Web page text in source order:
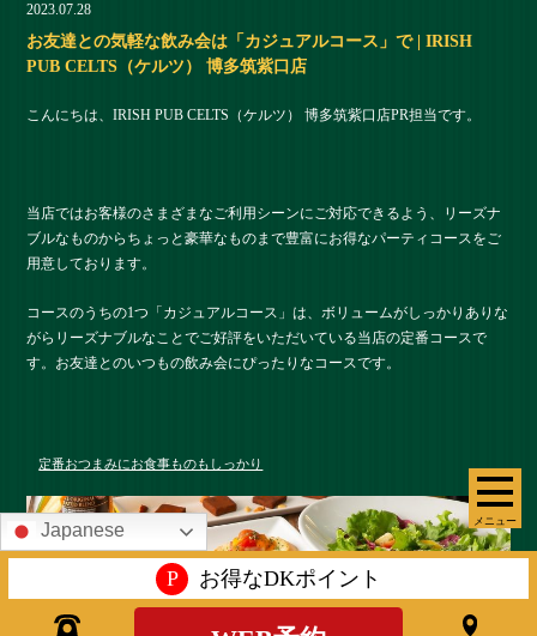
メニュー
2023.07.28
お友達との気軽な飲み会は「カジュアルコース」で | IRISH
PUB CELTS（ケルツ） 博多筑紫口店
こんにちは、IRISH PUB CELTS（ケルツ） 博多筑紫口店PR担当です。
当店ではお客様のさまざまなご利用シーンにご対応できるよう、リーズナ
ブルなものからちょっと豪華なものまで豊富にお得なパーティコースをご
用意しております。
コースのうちの1つ「カジュアルコース」は、ボリュームがしっかりありな
がらリーズナブルなことでご好評をいただいている当店の定番コースで
す。お友達とのいつもの飲み会にぴったりなコースです。
定番おつまみにお食事ものもしっかり
Japanese
P お得なDKポイント